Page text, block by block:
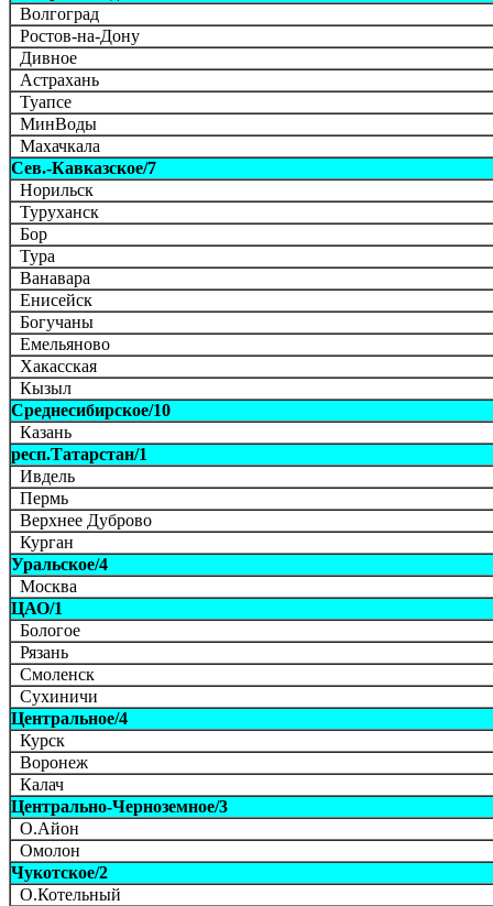
Волгоград
Ростов-на-Дону
Дивное
Астрахань
Туапсе
МинВоды
Махачкала
Сев.-Кавказское/7
Норильск
Туруханск
Бор
Тура
Ванавара
Енисейск
Богучаны
Емельяново
Хакасская
Кызыл
Среднесибирское/10
Казань
респ.Татарстан/1
Ивдель
Пермь
Верхнее Дуброво
Курган
Уральское/4
Москва
ЦАО/1
Бологое
Рязань
Смоленск
Сухиничи
Центральное/4
Курск
Воронеж
Калач
Центрально-Черноземное/3
О.Айон
Омолон
Чукотское/2
О.Котельный